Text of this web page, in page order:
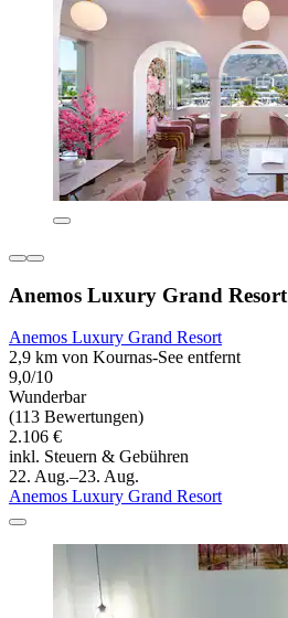
Anemos Luxury Grand Resort
Anemos Luxury Grand Resort
2,9 km von Kournas-See entfernt
9,0/10
Wunderbar
(113 Bewertungen)
2.106 €
inkl. Steuern & Gebühren
22. Aug.–23. Aug.
Anemos Luxury Grand Resort